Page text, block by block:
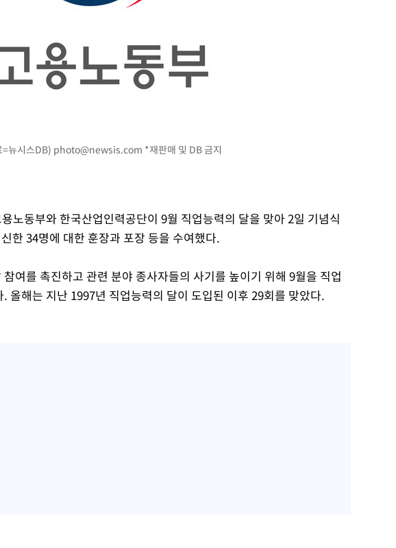
뉴시스DB) photo@newsis.com *재판매 및 DB 금지
노동부와 한국산업인력공단이 9월 직업능력의 달을 맞아 2일 기념식
한 34명에 대한 훈장과 포장 등을 수여했다.
여를 촉진하고 관련 분야 종사자들의 사기를 높이기 위해 9월을 직업
올해는 지난 1997년 직업능력의 달이 도입된 이후 29회를 맞았다.